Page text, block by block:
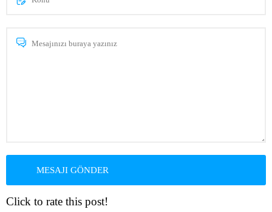
Click to rate this post!